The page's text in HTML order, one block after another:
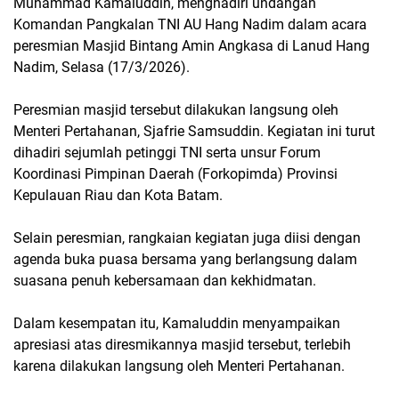
Komandan Pangkalan TNI AU Hang Nadim dalam acara
peresmian Masjid Bintang Amin Angkasa di Lanud Hang
Nadim, Selasa (17/3/2026).
Peresmian masjid tersebut dilakukan langsung oleh
Menteri Pertahanan, Sjafrie Samsuddin. Kegiatan ini turut
dihadiri sejumlah petinggi TNI serta unsur Forum
Koordinasi Pimpinan Daerah (Forkopimda) Provinsi
Kepulauan Riau dan Kota Batam.
Selain peresmian, rangkaian kegiatan juga diisi dengan
agenda buka puasa bersama yang berlangsung dalam
suasana penuh kebersamaan dan kekhidmatan.
Dalam kesempatan itu, Kamaluddin menyampaikan
apresiasi atas diresmikannya masjid tersebut, terlebih
karena dilakukan langsung oleh Menteri Pertahanan.